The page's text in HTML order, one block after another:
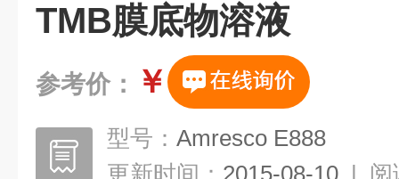
TMB膜底物溶液
参考价： ￥
型号： Amresco E888
更新时间： 2015-08-10 | 阅